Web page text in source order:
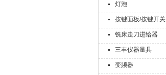
灯泡
按键面板/按键开关
铣床走刀进给器
三丰仪器量具
变频器